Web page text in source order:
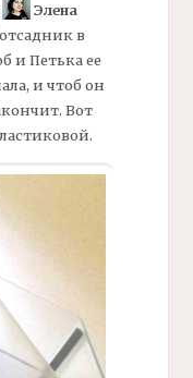
Элена
в
и Петька ее
и чтоб он
Вот